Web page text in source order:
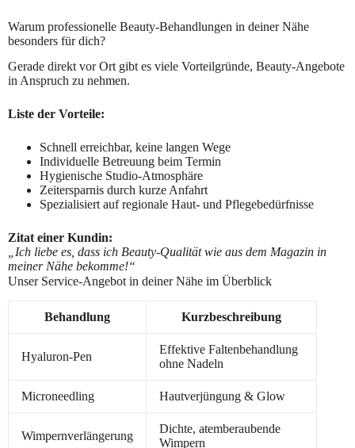
Warum professionelle Beauty-Behandlungen in deiner Nähe
besonders für dich?
Gerade direkt vor Ort gibt es viele Vorteilgründe, Beauty-Angebote
in Anspruch zu nehmen.
Liste der Vorteile:
Schnell erreichbar, keine langen Wege
Individuelle Betreuung beim Termin
Hygienische Studio-Atmosphäre
Zeitersparnis durch kurze Anfahrt
Spezialisiert auf regionale Haut- und Pflegebedürfnisse
Zitat einer Kundin:
„Ich liebe es, dass ich Beauty-Qualität wie aus dem Magazin in
meiner Nähe bekomme!“
Unser Service-Angebot in deiner Nähe im Überblick
Behandlung Kurzbeschreibung
Hyaluron-Pen
Effektive Faltenbehandlung
ohne Nadeln
Microneedling Hautverjüngung & Glow
Wimpernverlängerung
Dichte, atemberaubende
Wimpern